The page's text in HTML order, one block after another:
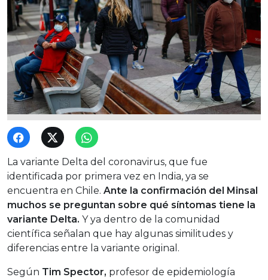
La variante Delta del coronavirus, que fue
identificada por primera vez en India, ya se
encuentra en Chile. Ante la confirmación del Minsal
muchos se preguntan sobre qué síntomas tiene la
variante Delta. Y ya dentro de la comunidad
científica señalan que hay algunas similitudes y
diferencias entre la variante original.
Según Tim Spector, profesor de epidemiología